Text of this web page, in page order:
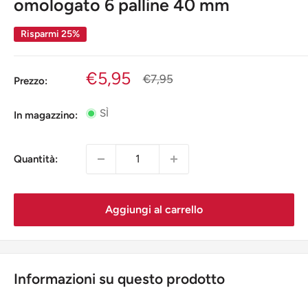
omologato 6 palline 40 mm
Risparmi 25%
Prezzo:
Prezzo
€5,95 Prezzo
€7,95
In magazzino: SÌ
Quantità:
Aggiungi al carrello
Informazioni su questo prodotto